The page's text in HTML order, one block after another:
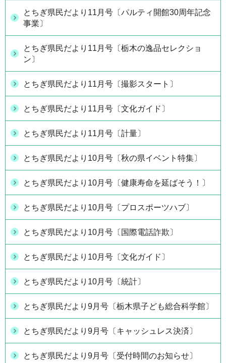
とちぎ県民だより11月号〔パルティ開館30周年記念
事業〕
とちぎ県民だより11月号〔栃木の逸品セレクショ
ン〕
とちぎ県民だより11月号〔撮影スタート〕
とちぎ県民だより11月号〔文化ガイド〕
とちぎ県民だより11月号〔計量〕
とちぎ県民だより10月号〔秋の県イベント特集〕
とちぎ県民だより10月号〔健康寿命を延ばそう！〕
とちぎ県民だより10月号〔プロスポーツハブ〕
とちぎ県民だより10月号〔国際電話詐欺〕
とちぎ県民だより10月号〔文化ガイド〕
とちぎ県民だより10月号〔統計〕
とちぎ県民だより9月号〔栃木県子ども総合科学館〕
とちぎ県民だより9月号〔キャッシュレス決済〕
とちぎ県民だより9月号〔受付時間のお知らせ〕